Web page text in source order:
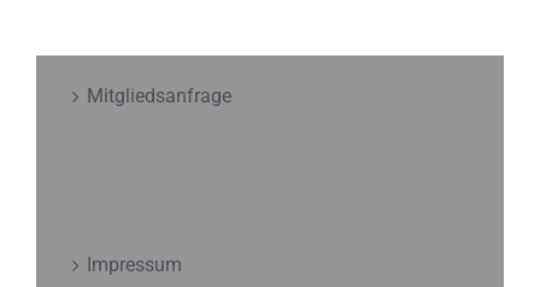
Mitgliedsanfrage
Impressum